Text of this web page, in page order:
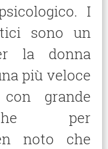
I
sono un
la donna
più veloce
grande
per
noto che